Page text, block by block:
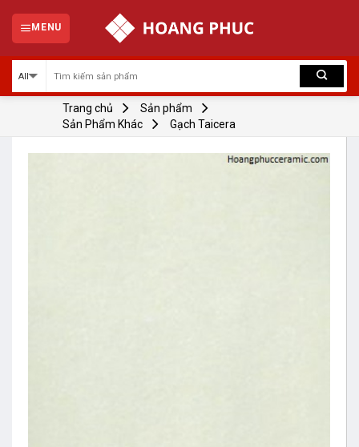
content
MENU
Trang chủ
Sản phẩm
Sản Phẩm Khác
Gạch Taicera